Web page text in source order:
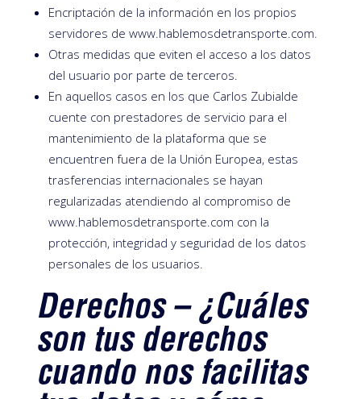
Encriptación de la información en los propios
servidores de www.hablemosdetransporte.com.
Otras medidas que eviten el acceso a los datos
del usuario por parte de terceros.
En aquellos casos en los que Carlos Zubialde
cuente con prestadores de servicio para el
mantenimiento de la plataforma que se
encuentren fuera de la Unión Europea, estas
trasferencias internacionales se hayan
regularizadas atendiendo al compromiso de
www.hablemosdetransporte.com con la
protección, integridad y seguridad de los datos
personales de los usuarios.
Derechos – ¿Cuáles
son tus derechos
cuando nos facilitas